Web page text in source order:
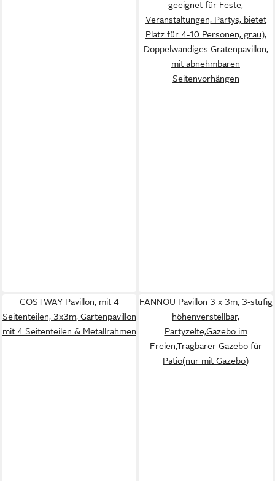
geeignet für Feste,
Veranstaltungen, Partys, bietet
Platz für 4-10 Personen, grau),
Doppelwandiges Gratenpavillon,
mit abnehmbaren
Seitenvorhängen
COSTWAY Pavillon, mit 4
Seitenteilen, 3x3m, Gartenpavillon
mit 4 Seitenteilen & Metallrahmen
FANNOU Pavillon 3 x 3m, 3-stufig
höhenverstellbar,
Partyzelte,Gazebo im
Freien,Tragbarer Gazebo für
Patio(nur mit Gazebo)